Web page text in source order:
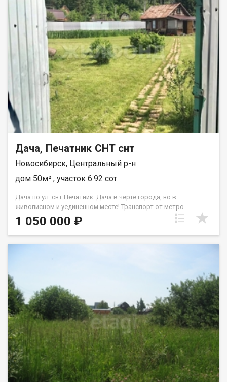
дом не оформлен. Есть возможность городской прописки ,
для этого нужно оформить дом . Участок ухоженный , посадки
осуществляли каждый год. Пару лет назад пробурена
скважина , погреб в доме в хорошем состоянии. Новый
парник. Есть посадки ранетница , смородина. Есть моменты к
котором требуются приложить руки. Код пользователя:
196918 Номер в базе: 12799834
Дача, Печатник СНТ снт
Новосибирск, Центральный р-н
дом 50м² , участок 6.92 сот.
Дача по ул. снт Печатник. Дача в черте города, но в
живописном и уединенном месте! Транспорт от метро
Золотая нива идет 15 минут! Участок ровный и солнечный,
дом, готовый к проживанию, недавно пристроена терраса. На
участке душ, мангальная зона, место под бассейн. Бани и
теплиц нет, использовалась для отдыха. К этой даче нет
пользуются только проживающие соседи. По запросу
скидываем видео, как выглядит подход к даче. На даче
установлен новый качественный забор на сваях по всему
периметру (стоимость 350000 руб.) ЗИМОЙ можно
пользоваться, но не проживать, есть хорошая чугунная печка,
в летний период спокойно можно пребывать до заморозков!
Остановка транспорта Коминтерна в Дзержинском районе.
От дома до Метро Золотая Нива 5 км (11 минут на машине).
ЗАЕЗД на автомобиле со стороны СНТ Заря!! Место
тупиковое, что создает ощущение полного уединения . Очень
уютно и приятно там проводить время, есть куда
1 050 000 ₽